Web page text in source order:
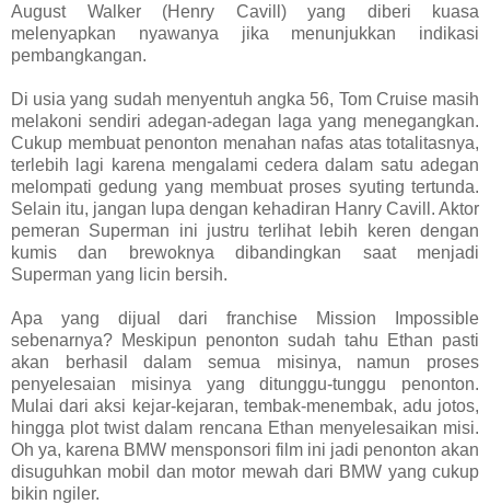
August Walker (Henry Cavill) yang diberi kuasa
melenyapkan nyawanya jika menunjukkan indikasi
pembangkangan.
Di usia yang sudah menyentuh angka 56, Tom Cruise masih
melakoni sendiri adegan-adegan laga yang menegangkan.
Cukup membuat penonton menahan nafas atas totalitasnya,
terlebih lagi karena mengalami cedera dalam satu adegan
melompati gedung yang membuat proses syuting tertunda.
Selain itu, jangan lupa dengan kehadiran Hanry Cavill. Aktor
pemeran Superman ini justru terlihat lebih keren dengan
kumis dan brewoknya dibandingkan saat menjadi
Superman yang licin bersih.
Apa yang dijual dari franchise Mission Impossible
sebenarnya? Meskipun penonton sudah tahu Ethan pasti
akan berhasil dalam semua misinya, namun proses
penyelesaian misinya yang ditunggu-tunggu penonton.
Mulai dari aksi kejar-kejaran, tembak-menembak, adu jotos,
hingga plot twist dalam rencana Ethan menyelesaikan misi.
Oh ya, karena BMW mensponsori film ini jadi penonton akan
disuguhkan mobil dan motor mewah dari BMW yang cukup
bikin ngiler.